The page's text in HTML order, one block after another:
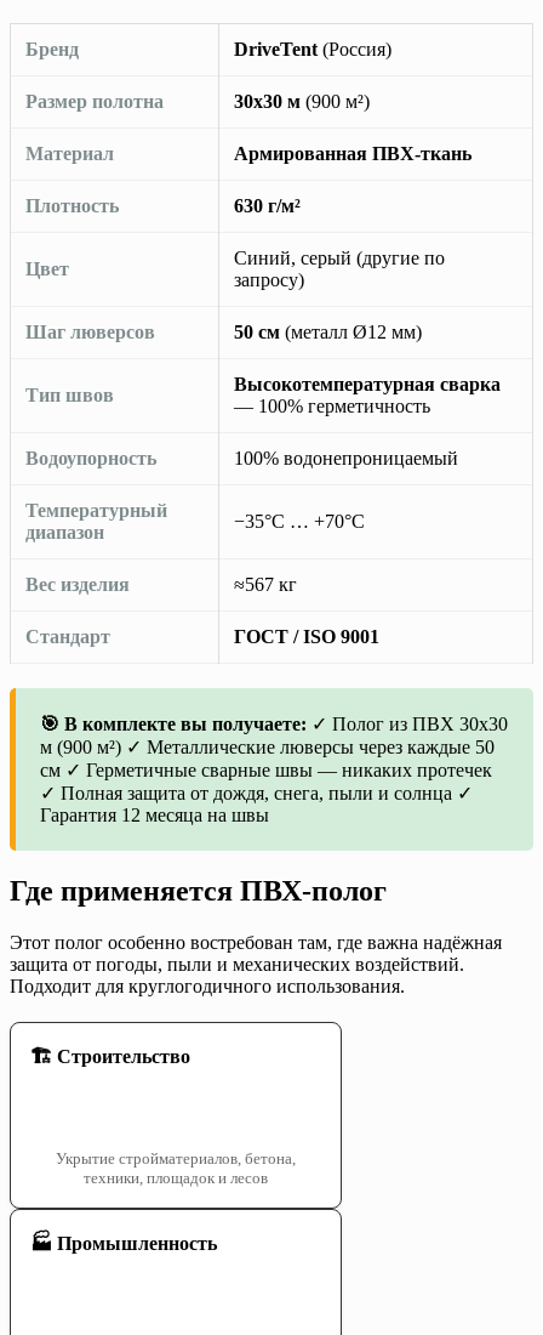
Бренд DriveTent (Россия)
Размер полотна 30х30 м (900 м²)
Материал Армированная ПВХ-ткань
Плотность 630 г/м²
Цвет
Синий, серый (другие по
запросу)
Шаг люверсов 50 см (металл Ø12 мм)
Тип швов
Высокотемпературная сварка
— 100% герметичность
Водоупорность 100% водонепроницаемый
Температурный
диапазон
−35°C … +70°C
Вес изделия ≈567 кг
Стандарт ГОСТ / ISO 9001
🎯 В комплекте вы получаете: ✓ Полог из ПВХ 30х30
м (900 м²) ✓ Металлические люверсы через каждые 50
см ✓ Герметичные сварные швы — никаких протечек
✓ Полная защита от дождя, снега, пыли и солнца ✓
Гарантия 12 месяца на швы
Где применяется ПВХ-полог
Этот полог особенно востребован там, где важна надёжная
защита от погоды, пыли и механических воздействий.
Подходит для круглогодичного использования.
🏗️ Строительство
Укрытие стройматериалов, бетона,
техники, площадок и лесов
🏭 Промышленность